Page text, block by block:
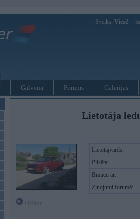
Sveiks, Viesi!
Galvenā Forums Galerijas
Lietotāja
Lietotājvārds:
Pilsēta:
Braucu ar:
Ziņojumi forumā: